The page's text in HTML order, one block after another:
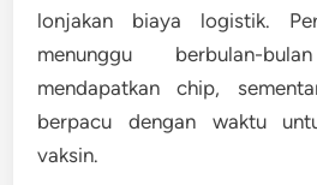
lonjakan biaya logistik.
menunggu berbulan-
mendapatkan chip,
berpacu dengan waktu
vaksin.